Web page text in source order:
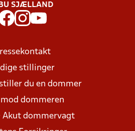
SJÆLLAND
stillinger
du en dommer
dommeren
Akut dommervagt